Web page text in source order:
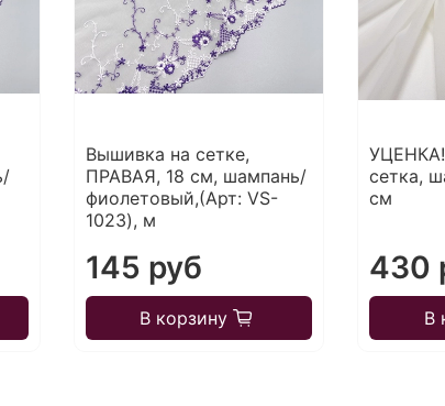
Вышивка на сетке,
ПРАВАЯ, 18 см, шампань/
фиолетовый,(Арт: VS-
1023), м
145 руб
В корзину
УЦЕНКА!
сетка,
см
430
В